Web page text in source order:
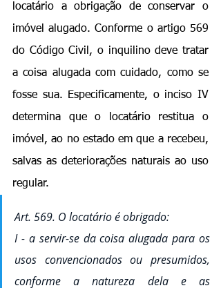
locatário a obrigação de conservar o
imóvel alugado. Conforme o artigo 569
do Código Civil, o inquilino deve tratar
a coisa alugada com cuidado, como se
fosse sua. Especificamente, o inciso IV
determina que o locatário restitua o
imóvel, ao no estado em que a recebeu,
salvas as deteriorações naturais ao uso
regular.
Art. 569. O locatário é obrigado:
I - a servir-se da coisa alugada para os
usos convencionados ou presumidos,
conforme a natureza dela e as